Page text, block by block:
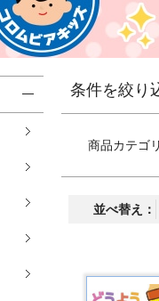
条件を絞り
商品カテゴ
並べ替え：